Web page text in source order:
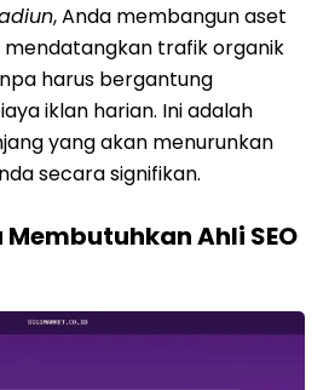
, Anda membangun aset
trafik organik
harus bergantung
iklan harian. Ini adalah
yang akan menurunkan
secara signifikan.
Ahli SEO